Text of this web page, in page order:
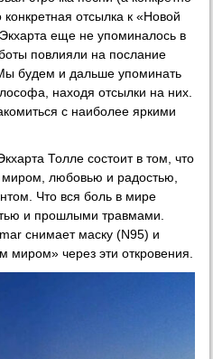
отсылка к «Новой
еще не упоминалось в
повлияли на послание
будем и дальше упоминать
находя отсылки на них.
с наиболее яркими
Толле состоит в том, что
любовью и радостью,
Что вся боль в мире
и прошлыми травмами.
снимает маску (N95) и
миром» через эти откровения.